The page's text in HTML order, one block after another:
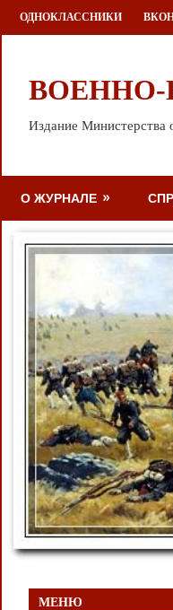
Перейти
к
ОДНОКЛАССНИКИ
Издание Министерства
О ЖУРНАЛЕ
МЕНЮ